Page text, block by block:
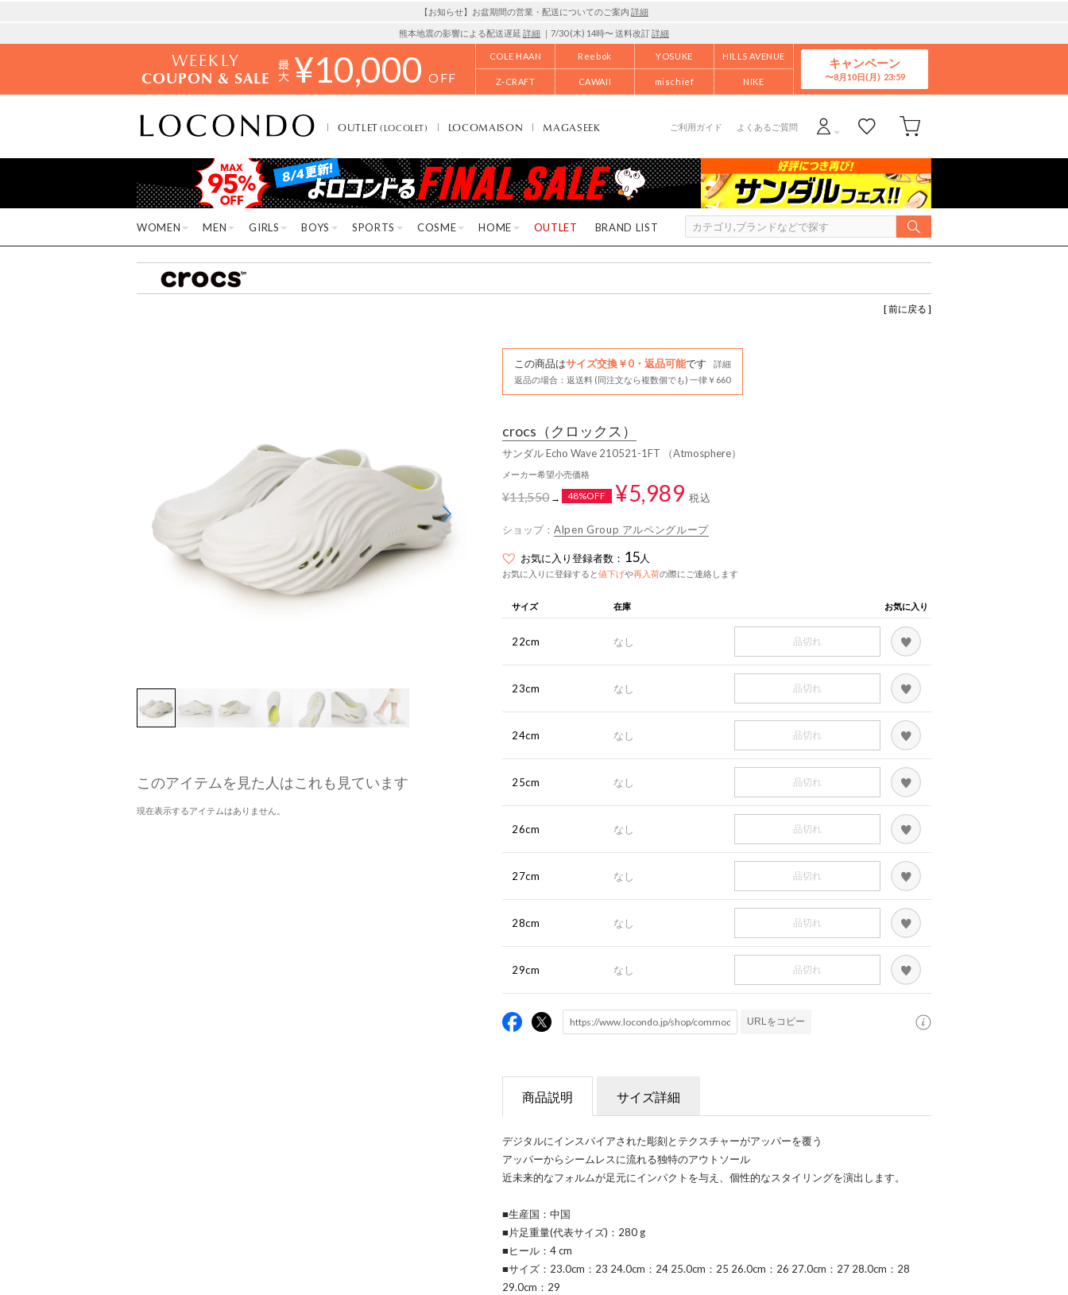
【お知らせ】お盆期間の営業・配送についてのご案内 詳細
熊本地震の影響による配送遅延 詳細 ｜7/30 (木) 14時〜 送料改訂詳細
WEEKLY
COUPON & SALE ¥10,000 OFF
COLE HAAN Reebok YOSUKE HILLS AVENUE
Z-CRAFT CAWAII mischief NIKE
キャンペーン
8月10日(月)
OUTLET(LOCOLET) LOCOMAISON MAGASEEK ご利用ガイド よくあるご質問
WOMEN MEN GIRLS BOYS SPORTS COSME HOME OUTLET BRAND LIST
[ 前に戻る ]
このアイテムを見た人はこれも見ています
現在表示するアイテムはありません。
この商品はサイズ交換￥0・返品可能です
詳細
返品の場合：返送料 (同注文なら複数個でも) 一律￥660
crocs （クロックス）
サンダル Echo Wave 210521-1FT （Atmosphere）
メーカー希望小売価格
¥11,550→ 48%OFF ¥5,989 税込
ショップ： Alpen Group アルペングループ
お気に入り登録者数： 15人
お気に入りに登録すると値下げや再入荷の際にご連絡します
サイズ 在庫 お気に入り
22cm なし 品切れ
23cm なし 品切れ
24cm なし 品切れ
25cm なし 品切れ
26cm なし 品切れ
27cm なし 品切れ
28cm なし 品切れ
29cm なし 品切れ
URLをコピー
商品説明 サイズ詳細
デジタルにインスパイアされた彫刻とテクスチャーがアッパーを覆う
アッパーからシームレスに流れる独特のアウトソール
近未来的なフォルムが足元にインパクトを与え、個性的なスタイリングを演出します。
■生産国：中国
■片足重量(代表サイズ)：280 g
■ヒール：4 cm
■サイズ：23.0cm：23 24.0cm：24 25.0cm：25 26.0cm：26 27.0cm：27 28.0cm：28
29.0cm：29